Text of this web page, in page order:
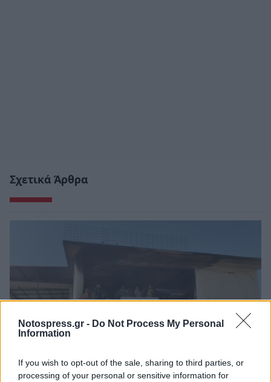
Notospress.gr - Do Not Process My Personal
Information
If you wish to opt-out of the sale, sharing to third parties, or
processing of your personal or sensitive information for
Σχετικά Άρθρα